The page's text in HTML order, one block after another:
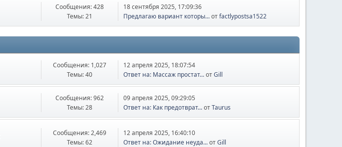
Сообщения: 428
Темы: 21
18 сентября 2025, 17:09:36
Предлагаю вариант которы...отfactlypostsa1522
Сообщения: 1,027
Темы: 40
12 апреля 2025, 18:07:54
Ответ на: Массаж простат...отGill
Сообщения: 962
Темы: 28
09 апреля 2025, 09:29:05
Ответ на: Как предотврат...отTaurus
Сообщения: 2,469
Темы: 62
12 апреля 2025, 16:40:10
Ответ на: Ожидание неуда...отGill